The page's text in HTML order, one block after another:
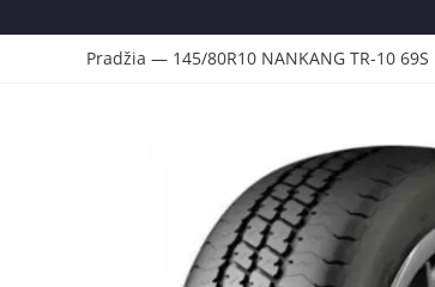
Pradžia — 145/80R10 NANKANG TR-10 69S